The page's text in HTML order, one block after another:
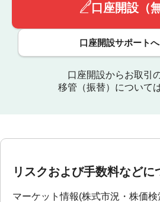
口座開設（無
口座開設サポート
口座開設からお取引
移管（振替）について
リスクおよび手数料などに
マーケット情報(株式市況・株価